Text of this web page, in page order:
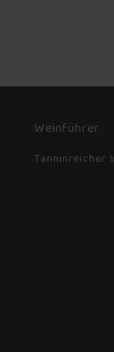
Weinführer
Tanninreicher